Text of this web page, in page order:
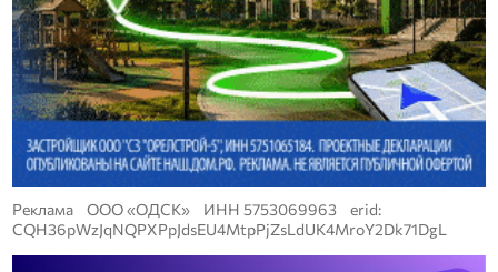
Реклама ООО «ОДСК» ИНН 5753069963 erid:
CQH36pWzJqNQPXPpJdsEU4MtpPjZsLdUK4MroY2Dk71DgL